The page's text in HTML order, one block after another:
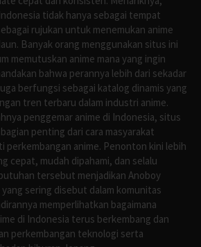
tidak hanya sebagai tempat
rujukan untuk menemukan anime
Banyak orang menggunakan situs ini
memutuskan anime mana yang ingin
bahwa perannya lebih dari sekadar
berfungsi sebagai katalog dinamis yang
tren terbaru dalam industri anime.
penggemar anime di Indonesia, situs
penting dari cara masyarakat
perkembangan anime. Penonton kini lebih
cepat, mudah dipahami, dan selalu
tersebut menjadikan Anoboy
sering disebut dalam komunitas
memperlihatkan bagaimana
di Indonesia terus berkembang dan
perkembangan teknologi serta